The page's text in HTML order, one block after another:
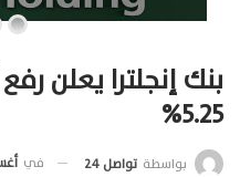
بنك إنجلترا يعلن
5.25%
بواسطة تواصل 24 في